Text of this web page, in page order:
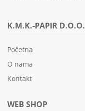
K.M.K.-PAPIR D.O.O.
Početna
O nama
Kontakt
WEB SHOP